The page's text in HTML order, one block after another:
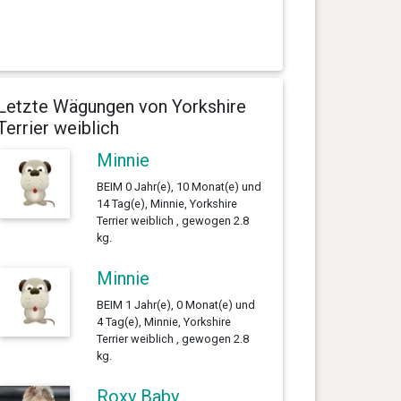
Wägungen von Yorkshire
weiblich
Minnie
BEIM 0 Jahr(e), 10 Monat(e) und
14 Tag(e), Minnie, Yorkshire
Terrier weiblich , gewogen 2.8
kg.
Minnie
BEIM 1 Jahr(e), 0 Monat(e) und
4 Tag(e), Minnie, Yorkshire
Terrier weiblich , gewogen 2.8
kg.
Roxy Baby